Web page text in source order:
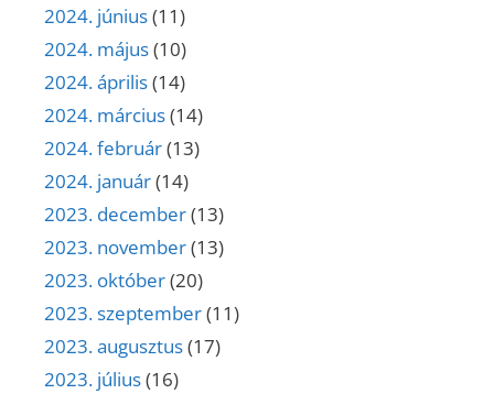
2024. június(11)
2024. május(10)
2024. április(14)
2024. március(14)
2024. február(13)
2024. január(14)
2023. december(13)
2023. november(13)
2023. október(20)
2023. szeptember(11)
2023. augusztus(17)
2023. július(16)